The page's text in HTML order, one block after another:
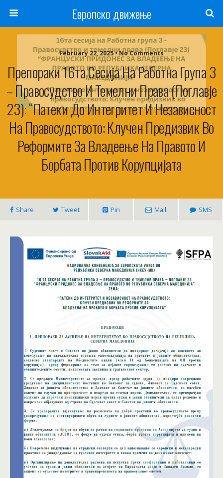
Европско движење
February 22, 2025 • No Comments
Препораки 16та Сесија На Работна Група 3
– Правосудство И Темелни Права (Поглавје
23): “Патеки До Интегритет И Независност
На Правосудството: Клучен Предизвик Во
Реформите За Владеење На Правото И
Борбата Против Корупцијата
Share Tweet Pin Mail SMS